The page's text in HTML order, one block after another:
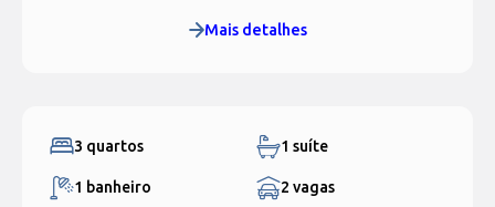
Mais detalhes
3 quartos 1 suíte
1 banheiro 2 vagas